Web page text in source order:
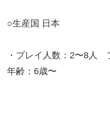
○生産国 日本
・プレイ人数：2〜8人
年齢：6歳〜